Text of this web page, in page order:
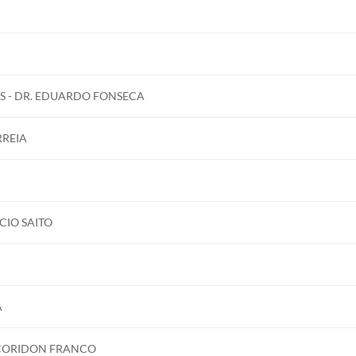
- DR. EDUARDO FONSECA
SAITO
FRANCO